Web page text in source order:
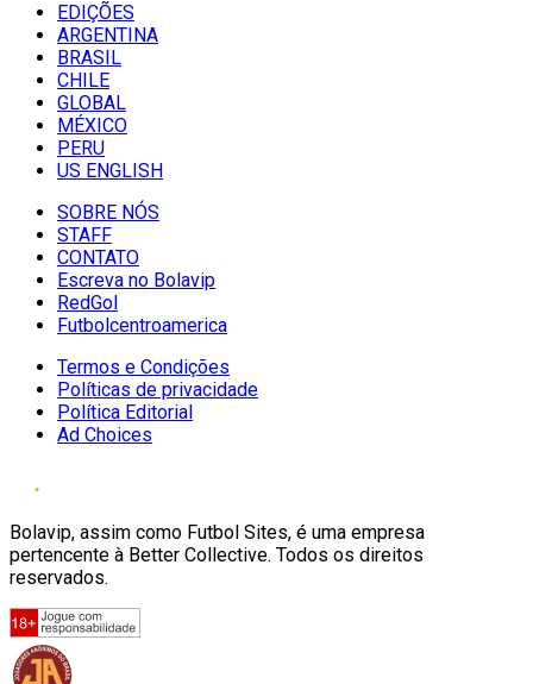
EDIÇÕES
ARGENTINA
BRASIL
CHILE
GLOBAL
MÉXICO
PERU
US ENGLISH
SOBRE NÓS
STAFF
CONTATO
Escreva no Bolavip
RedGol
Futbolcentroamerica
Termos e Condições
Políticas de privacidade
Política Editorial
Ad Choices
Bolavip, assim como Futbol Sites, é uma empresa
pertencente à Better Collective. Todos os direitos
reservados.